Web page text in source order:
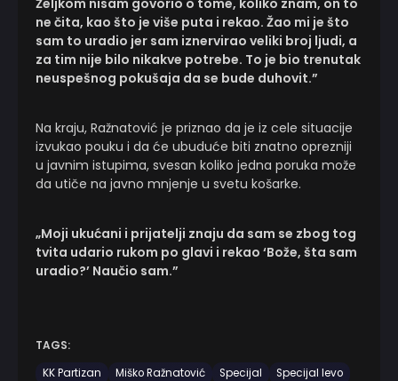
Željkom nisam govorio o tome, koliko znam, on to
ne čita, kao što je više puta i rekao. Žao mi je što
sam to uradio jer sam iznervirao veliki broj ljudi, a
za tim nije bilo nikakve potrebe. To je bio trenutak
neuspešnog pokušaja da se bude duhovit.”
Na kraju, Ražnatović je priznao da je iz cele situacije
izvukao pouku i da će ubuduće biti znatno oprezniji
u javnim istupima, svesan koliko jedna poruka može
da utiče na javno mnjenje u svetu košarke.
„Moji ukućani i prijatelji znaju da sam se zbog tog
tvita udario rukom po glavi i rekao ‘Bože, šta sam
uradio?’ Naučio sam.”
TAGS:
KK Partizan
Miško Ražnatović Specijal
Specijal levo